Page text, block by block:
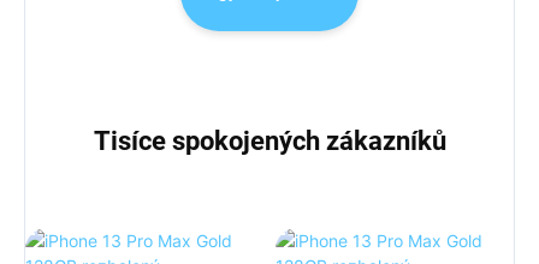
Tisíce spokojených zákazníků